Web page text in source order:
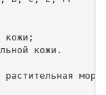
кожи;
кожи.
растительная